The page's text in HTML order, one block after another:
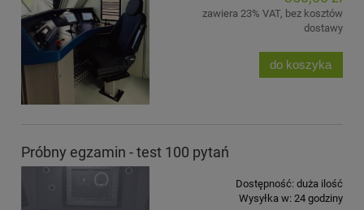
zawiera 23% VAT, bez kosztów
dostawy
do koszyka
Próbny egzamin - test 100 pytań
Dostępność: duża ilość
Wysyłka w: 24 godziny